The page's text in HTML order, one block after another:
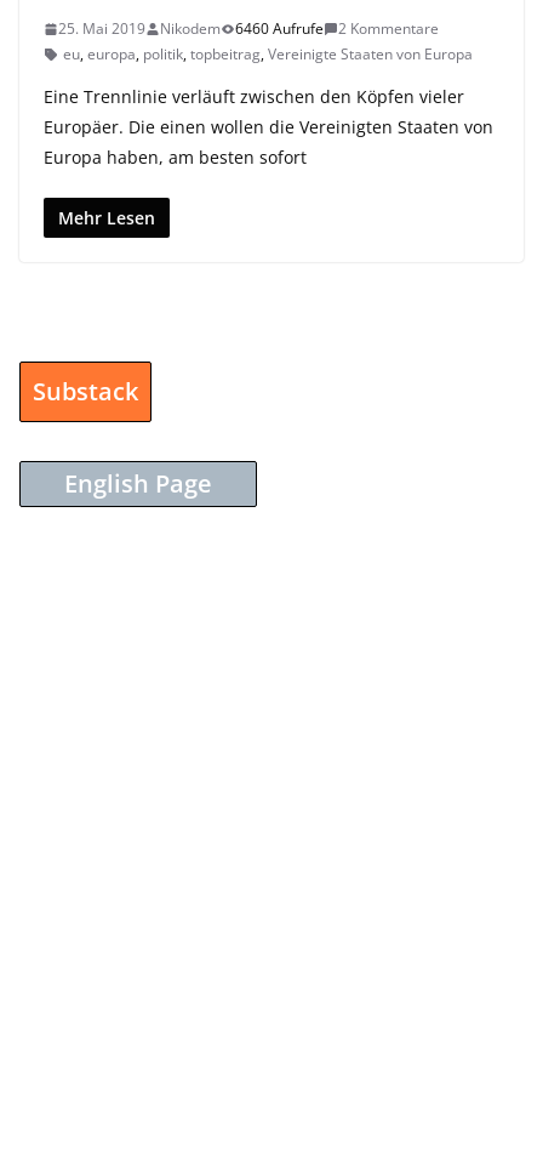
25. Mai 2019 Nikodem 6460 Aufrufe
2 Kommentare
eu,europa, politik,topbeitrag,Vereinigte Staaten von Europa
Eine Trennlinie verläuft zwischen den Köpfen vieler
Europäer. Die einen wollen die Vereinigten Staaten von
Europa haben, am besten sofort
Mehr Lesen
Substack
English Page